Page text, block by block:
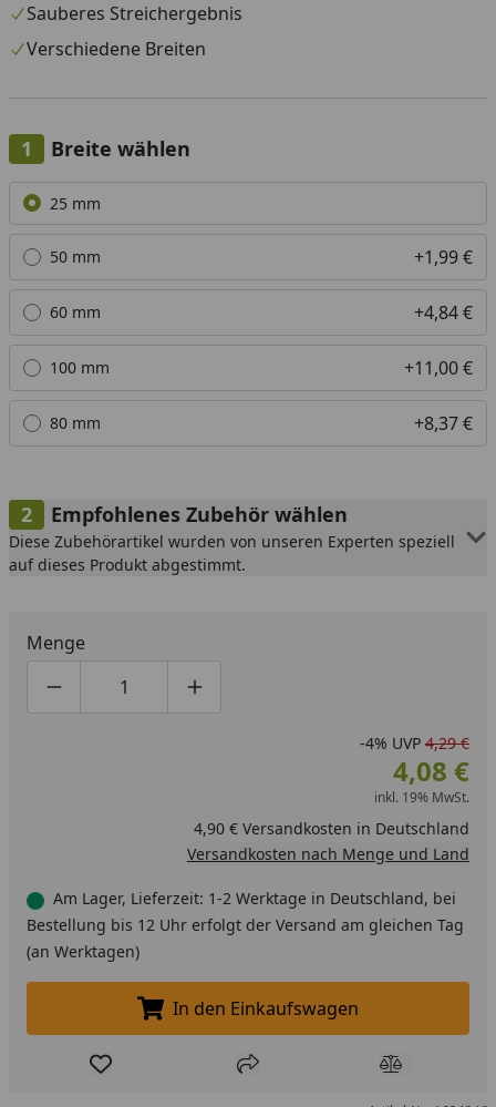
Sauberes Streichergebnis
Verschiedene Breiten
Breite wählen
Alle anzeigen (5)
25 mm
50 mm +1,99 €
60 mm +4,84 €
100 mm +11,00 €
80 mm +8,37 €
Empfohlenes Zubehör wählen
Diese Zubehörartikel wurden von unseren Experten speziell
auf dieses Produkt abgestimmt.
Menge
Produktmenge um eins verringern
Produktmenge manuell eingeben
Produktmenge um eins erhöhen
-4% UVP 4,29 €
4,08 €
inkl. 19% MwSt.
4,90 € Versandkosten in Deutschland
Versandkosten nach Menge und Land
Am Lager, Lieferzeit: 1-2 Werktage in Deutschland, bei
Bestellung bis 12 Uhr erfolgt der Versand am gleichen Tag
(an Werktagen)
In den Einkaufswagen legen
In den Einkaufswagen
Produkt zur Wunschliste hinzufügen
Teilen Produkt